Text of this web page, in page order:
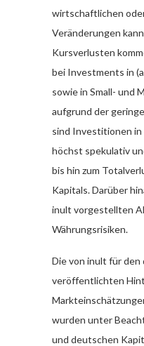
wirtschaftlichen
Veränderungen
Kursverlusten
bei Investments in
sowie in Small- und
aufgrund der
sind Investitionen
höchst spekulativ
bis hin zum
Kapitals. Darüber
inult vorgestellten
Währungsrisiken.
Die von inult für den
veröffentlichten
wurden unter
und deutschen